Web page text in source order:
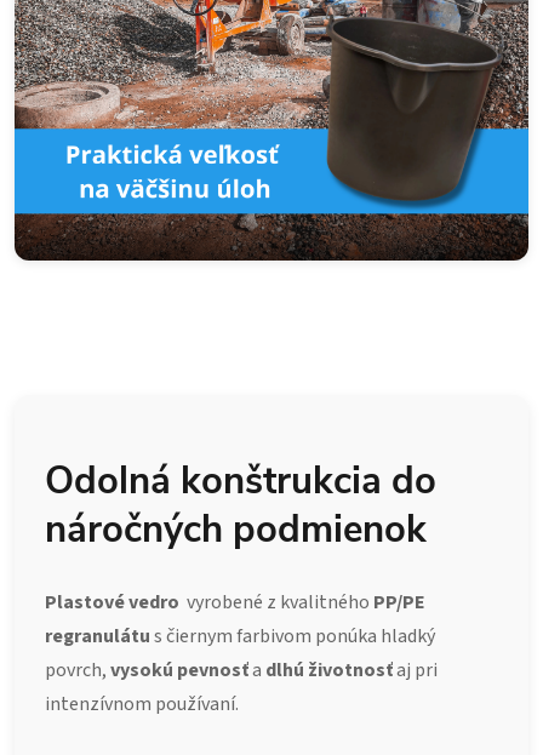
Odolná konštrukcia do
náročných podmienok
Plastové vedro vyrobené z kvalitného PP/PE
regranulátus čiernym farbivom ponúka hladký
povrch,vysokú pevnosťa dlhú životnosťaj pri
intenzívnom používaní.